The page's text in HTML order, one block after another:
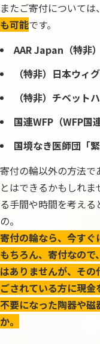
またご寄付については、
も可能です。
AAR Japan（特非
（特非）日本ウィ
（特非）チベット
国連WFP（WFP国
国境なき医師団「
寄付の輪以外の方法で
とはできるかもしれ
る手間や時間を考え
の。
寄付の輪なら、今すぐ
もちろん、寄付なの
はありませんが、そ
ごされている方に現金
不要になった陶器や
か。